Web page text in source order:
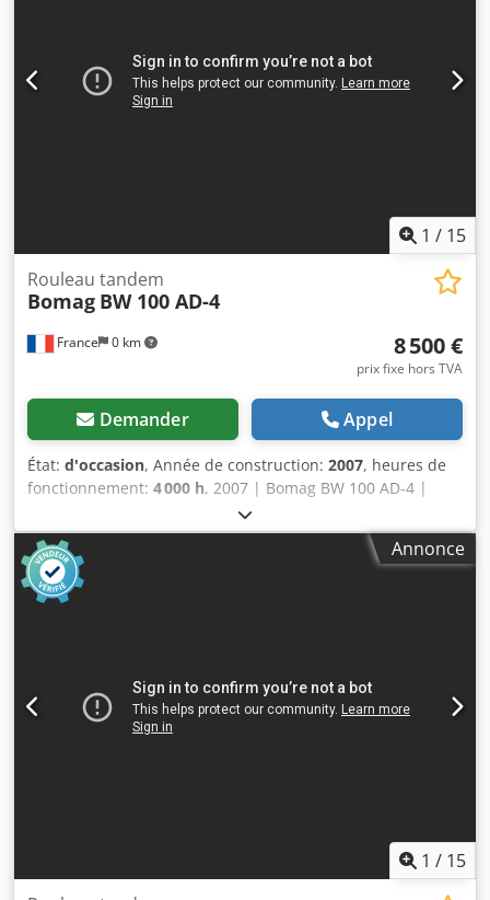
Toutes les informations sont données sans garantie ; sous
réserve d'erreurs ou de vente préalable. Credpeyt Uirjfx
1 / 15
France 0 km
Rouleau tandem
Bomag BW 100 AD-4
8 500 €
prix fixe hors TVA
Demander Appel
État: d'occasion, Année de construction: 2007, heures de
fonctionnement: 4 000 h, 2007 | Bomag BW 100 AD-4 |
Rouleau tandem d'occasion | 4 000 heures 📍Localisation :
France 🚛 Livraison possible à votre destination – Utilisez
notre calculateur d’expédition pour estimer les coûts de
transport ! 💰 Achetez maintenant pour 8 500 EUR ou faites
une offre. Paiement à la livraison possible moyennant des
Aszim T Hjbksrf 📌 Commentaire de l’inspecteur : Machine
en bon état. Le compteur a été remplacé, les 200 heures
ne sont donc pas réelles, mais tout est en ordre et il n’y a
détaillées en ligne. 💡 Pourquoi cette machine et nos
services se distinguent : ✔ Inspection approfondie par des
Annonce
1 / 15